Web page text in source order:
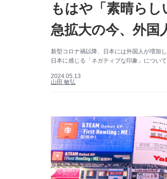
もはや「素晴ら
急拡大の今、外国
新型コロナ禍以降、日本には外国人が増加
日本に感じる「ネガティブな印象」につい
2024.05.13
山田 敏弘